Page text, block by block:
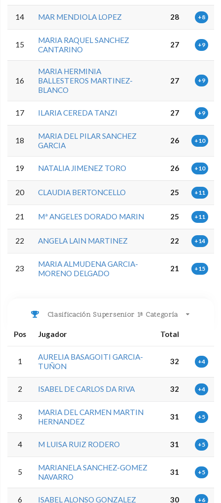
14 MAR MENDIOLA LOPEZ 28 +8
15
MARIA RAQUEL SANCHEZ
CANTARINO
27 +9
16
MARIA HERMINIA
BALLESTEROS MARTINEZ-
BLANCO
27 +9
17 ILARIA CEREDA TANZI 27 +9
18
MARIA DEL PILAR SANCHEZ
GARCIA
26 +10
19 NATALIA JIMENEZ TORO 26 +10
20 CLAUDIA BERTONCELLO 25 +11
21 Mª ANGELES DORADO MARIN 25 +11
22 ANGELA LAIN MARTINEZ 22 +14
23
MARIA ALMUDENA GARCIA-
MORENO DELGADO
21 +15
Clasificación Supersenior 1ª Categoría
Pos Jugador Total
1
AURELIA BASAGOITI GARCIA-
TUÑON
32 +4
2 ISABEL DE CARLOS DA RIVA 32 +4
3
MARIA DEL CARMEN MARTIN
HERNANDEZ
31 +5
4 M LUISA RUIZ RODERO 31 +5
5
MARIANELA SANCHEZ-GOMEZ
NAVARRO
31 +5
6 ISABEL ALONSO GONZALEZ 30 +6